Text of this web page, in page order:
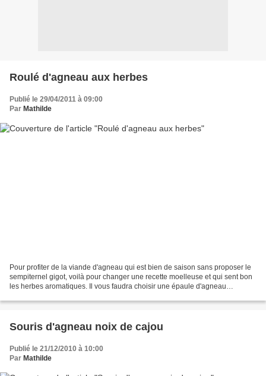
Roulé d'agneau aux herbes
Publié le 29/04/2011 à 09:00
Par Mathilde
Pour profiter de la viande d'agneau qui est bien de saison sans proposer le
sempiternel gigot, voilà pour changer une recette moelleuse et qui sent bon
les herbes aromatiques. Il vous faudra choisir une épaule d'agneau
Souris d'agneau noix de cajou
Publié le 21/12/2010 à 10:00
Par Mathilde